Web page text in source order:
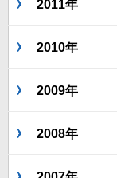
2011年
2010年
2009年
2008年